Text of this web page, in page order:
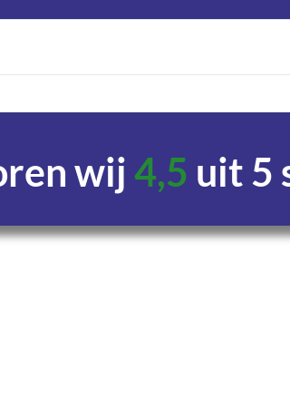
wij4,5 uit 5